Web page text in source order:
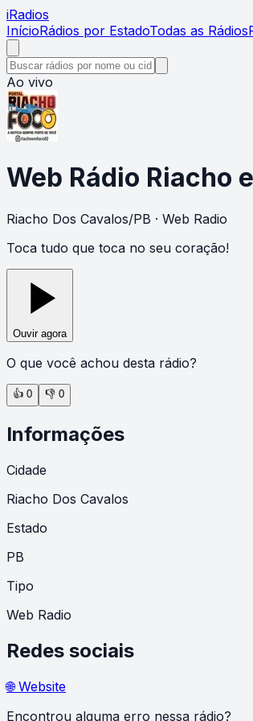
iRadios
InícioRádios por EstadoTodas as Rádios
Ao vivo
Web Rádio Riacho
Riacho Dos Cavalos/PB · Web Radio
Toca tudo que toca no seu coração!
Ouvir agora
O que você achou desta rádio?
👍 0 👎 0
Informações
Cidade
Riacho Dos Cavalos
Estado
PB
Tipo
Web Radio
Redes sociais
🌐 Website
Encontrou alguma erro nessa rádio?